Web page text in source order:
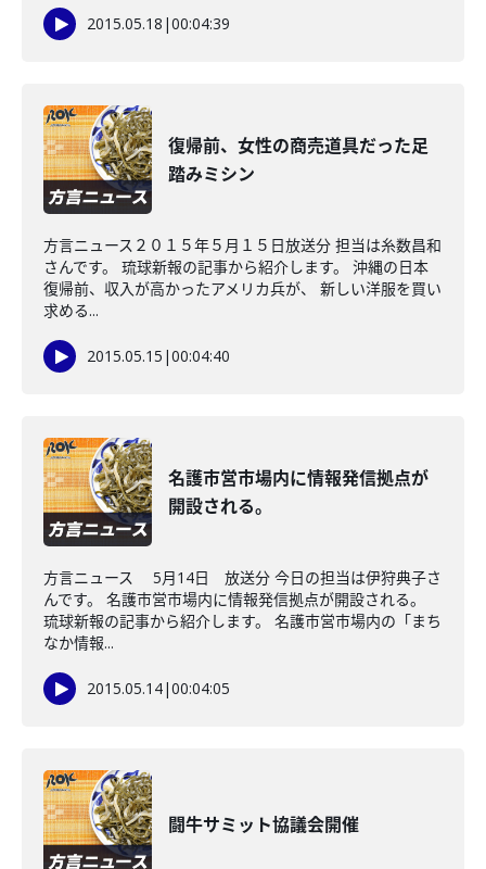
2015.05.18 |00:04:39
復帰前、女性の商売道具だった足
踏みミシン
方言ニュース２０１５年５月１５日放送分 担当は糸数昌和
さんです。 琉球新報の記事から紹介します。 沖縄の日本
復帰前、収入が高かったアメリカ兵が、 新しい洋服を買い
求める...
2015.05.15 |00:04:40
名護市営市場内に情報発信拠点が
開設される。
方言ニュース 5月14日 放送分 今日の担当は伊狩典子さ
んです。 名護市営市場内に情報発信拠点が開設される。
琉球新報の記事から紹介します。 名護市営市場内の「まち
なか情報...
2015.05.14|00:04:05
闘牛サミット協議会開催